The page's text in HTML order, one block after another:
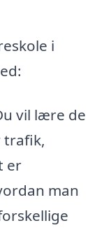
i
vil lære de
er
man